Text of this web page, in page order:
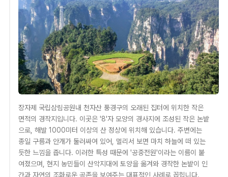
장자제 국립삼림공원내 천자산 풍경구의 오래된 집터에 위치한 작은
면적의 경작지입니다. 이곳은 '8'자 모양의 경사지에 조성된 작은 논밭
으로, 해발 1000미터 이상의 산 정상에 위치해 있습니다. 주변에는
종일 구름과 안개가 둘러싸여 있어, 멀리서 보면 마치 하늘에 떠 있는
듯한 느낌을 줍니다. 이러한 특성 때문에 '공중전원'이라는 이름이 붙
여졌으며, 현지 농민들이 산악지대에 토양을 옮겨와 경작한 논밭이 인
간과 자연의 조화로운 공존을 보여주는 대표적인 사례로 꼽힙니다.